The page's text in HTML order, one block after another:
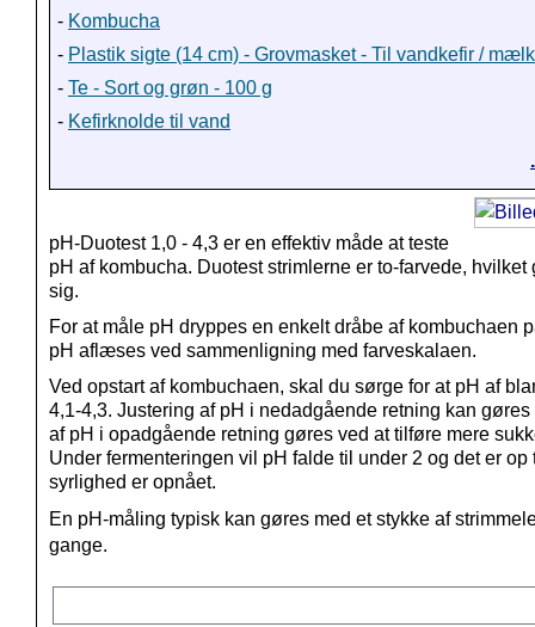
- Kombucha
- Plastik sigte (14 cm) - Grovmasket - Til vandkefir /
- Te - Sort og grøn - 100 g
- Kefirknolde til vand
pH-Duotest 1,0 - 4,3 er en effektiv måde at teste
pH af kombucha. Duotest strimlerne er to-farvede,
sig.
For at måle pH dryppes en enkelt dråbe af
pH aflæses ved sammenligning med farveskalaen.
Ved opstart af kombuchaen, skal du sørge for at pH af
4,1-4,3. Justering af pH i nedadgående retning kan
af pH i opadgående retning gøres ved at tilføre mere
Under fermenteringen vil pH falde til under 2 og det er
syrlighed er opnået.
En pH-måling typisk kan gøres med et stykke af
gange.